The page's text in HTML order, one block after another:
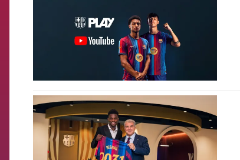
FCB Barcelona badge